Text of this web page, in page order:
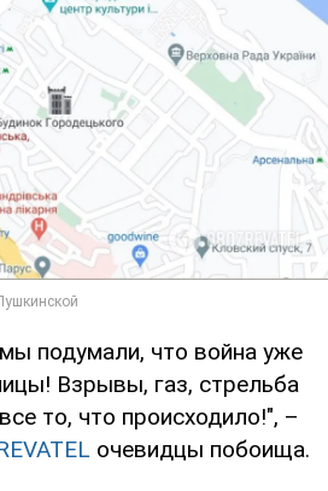
подумали, что война уже
Взрывы, газ, стрельба
то, что происходило!", –
очевидцы побоища.